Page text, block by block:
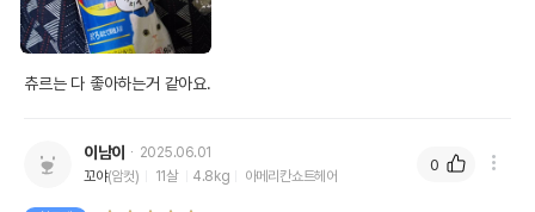
츄르는 다 좋아하는거 같아요.
이남이
2025.06.01
꼬야(암컷) 11살 4.8kg 아메리칸쇼트헤어
0